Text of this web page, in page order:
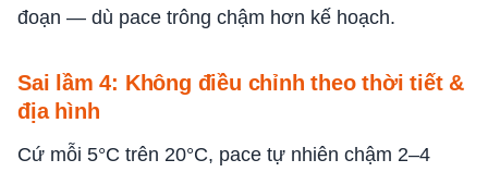
đoạn — dù pace trông chậm hơn kế hoạch.
Sai lầm 4: Không điều chỉnh theo thời tiết &
địa hình
Cứ mỗi 5°C trên 20°C, pace tự nhiên chậm 2–4